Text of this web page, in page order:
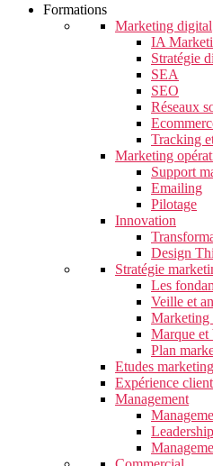
Formations
Marketing digital
IA
Stratégie
SEA
SEO
Réseaux
Tracking
Marketing
Support
Emailing
Pilotage
Innovation
Design
Stratégie
Les
Veille et
Marketing
Marque et
Plan
Etudes marketing
Expérience client
Management
Leadership